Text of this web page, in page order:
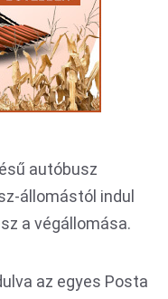
autóbusz
állomástól indul
a végállomása.
az egyes Posta